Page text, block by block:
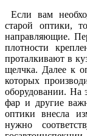
Если вам
старой оптики,
направляющие.
плотности
проталкивают в
щелчка. Далее к
которых
оборудовании. На
фар и другие
оптики внесла
нужно